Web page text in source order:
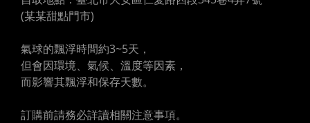
(某某甜點門市)
氣球的飄浮時間約3~5天，
但會因環境、氣候、溫度等因素，
而影響其飄浮和保存天數。
訂購前請務必詳讀相關注意事項。